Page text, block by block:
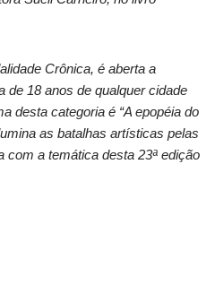
Crônica, é aberta a
de 18 anos de qualquer cidade
desta categoria é “A epopéia do
as batalhas artísticas pelas
com a temática desta 23ª edição